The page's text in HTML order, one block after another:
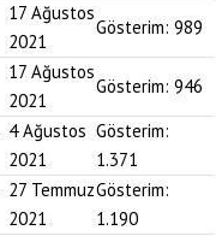
17 Ağustos
2021
Gösterim: 989
17 Ağustos
2021
Gösterim: 946
4 Ağustos
2021
Gösterim:
1.371
27 Temmuz
2021
Gösterim:
1.190